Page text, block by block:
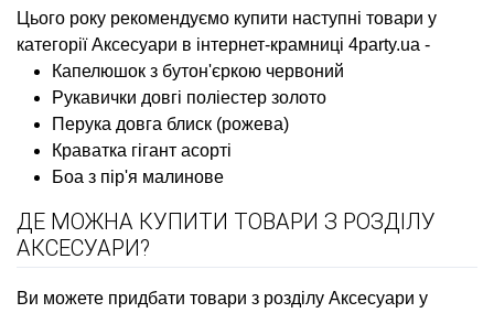
Цього року рекомендуємо купити наступні товари у
категорії Аксесуари в інтернет-крамниці 4party.ua -
Капелюшок з бутон'єркою червоний
Рукавички довгі поліестер золото
Перука довга блиск (рожева)
Краватка гігант асорті
Боа з пір'я малинове
ДЕ МОЖНА КУПИТИ ТОВАРИ З РОЗДІЛУ
АКСЕСУАРИ?
Ви можете придбати товари з розділу Аксесуари у